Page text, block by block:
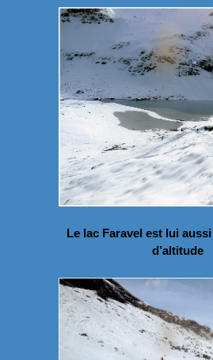
Le lac Faravel est lui aussi
d’altitude